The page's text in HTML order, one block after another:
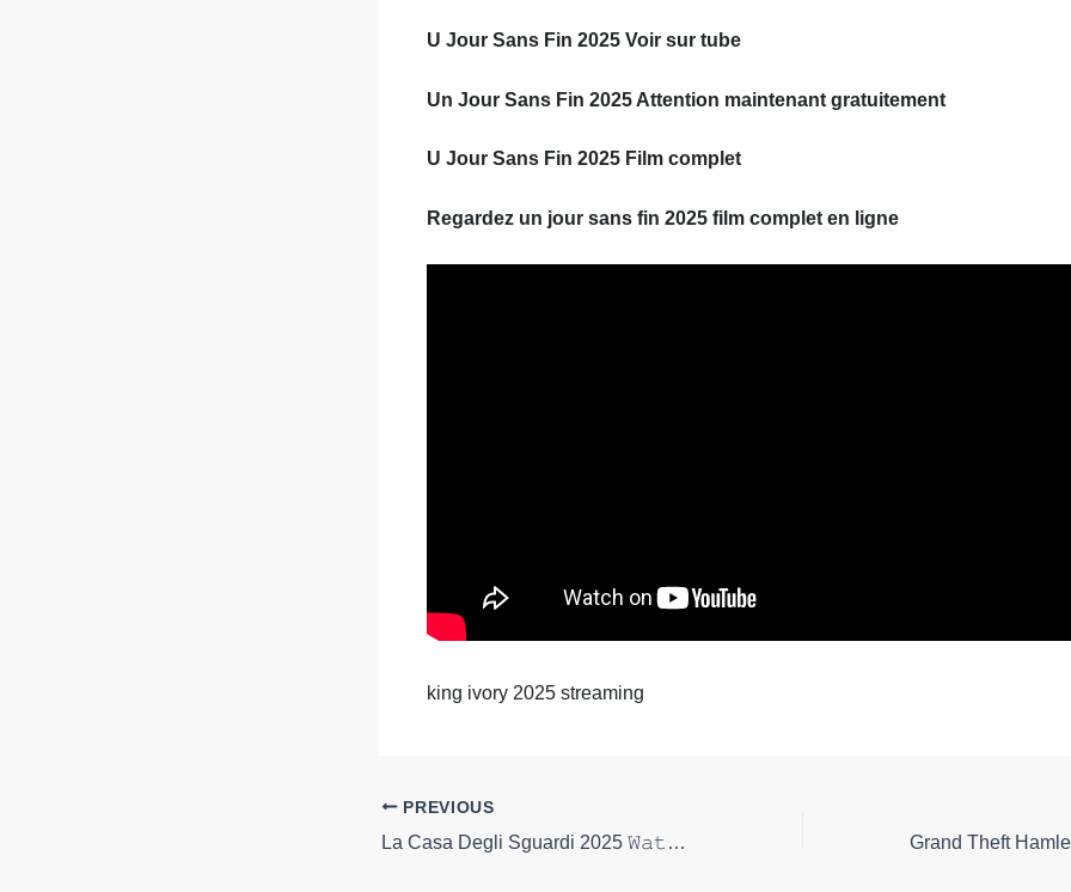
U Jour Sans Fin 2025 Voir sur tube
Un Jour Sans Fin 2025 Attention maintenant gratuitement
U Jour Sans Fin 2025 Film complet
Regardez un jour sans fin 2025 film complet en ligne
king ivory 2025 streaming
PREVIOUS
La Casa Degli Sguardi 2025 𝚆𝚊𝚝𝚌𝚑 Anytime Online